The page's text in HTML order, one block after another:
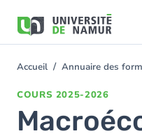
contenu
You
Accueil Annuaire des
COURS 2025-2026